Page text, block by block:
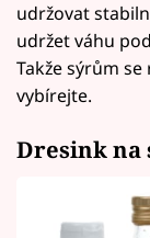
udržovat
udržet váhu
Takže sýrům
vybírejte.
Dresink na